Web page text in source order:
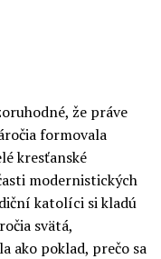
že práve
formovala
kresťanské
modernistických
katolíci si kladú
svätá,
ako poklad, prečo sa